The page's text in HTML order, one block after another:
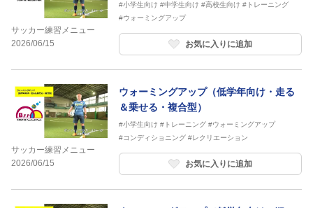
サッカー練習メニュー
2026/06/15
#小学生向け #中学生向け #高校生向け #トレーニング
#ウォーミングアップ
お気に入りに追加
サッカー練習メニュー
2026/06/15
ウォーミングアップ（低学年向け・走る
＆乗せる・複合型）
#小学生向け #トレーニング #ウォーミングアップ
#コンディショニング #レクリエーション
お気に入りに追加